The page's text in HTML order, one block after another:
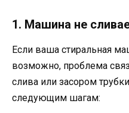
1. Машина не
Если ваша стиральная
возможно, проблема
слива или засором
следующим шагам: